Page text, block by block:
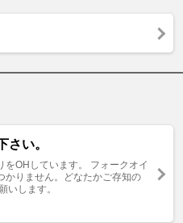
さい。
OHしています。 フォークオイ
かりません。どなたかご存知の
いします。